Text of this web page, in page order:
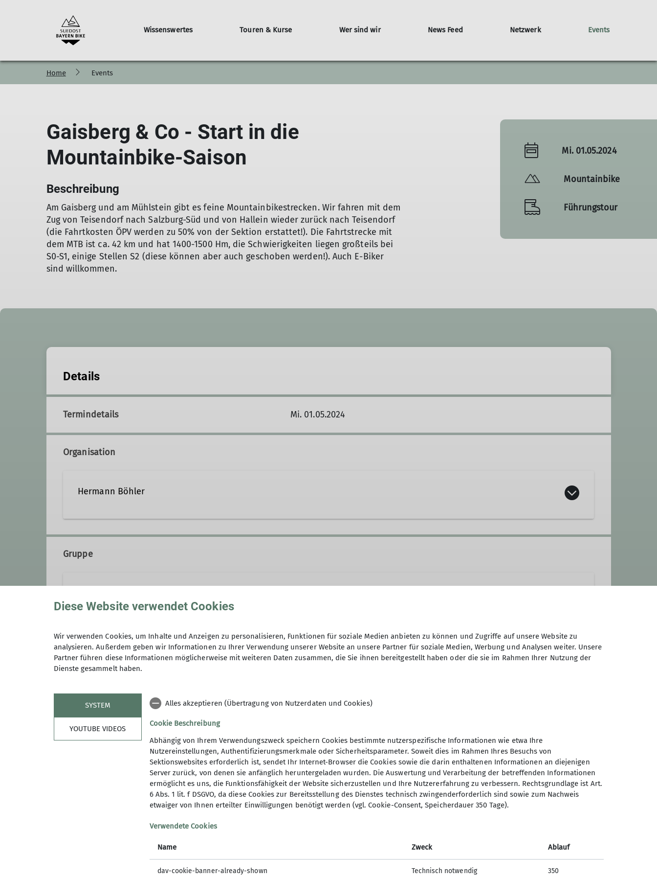
Wissenswertes
Repräsentation & Verantwortung Konflikte & Dialog
Touren & Kurse Wer sind wir
Achental Bad Reichenhall Laufen Teisendorf Traunstein Trostberg Tittmoning
News Feed Netzwerk Events
Home Events
Gaisberg & Co - Start in die
Mountainbike-Saison
Beschreibung
Am Gaisberg und am Mühlstein gibt es feine Mountainbikestrecken. Wir fahren mit dem
Zug von Teisendorf nach Salzburg-Süd und von Hallein wieder zurück nach Teisendorf
(die Fahrtkosten ÖPV werden zu 50% von der Sektion erstattet!). Die Fahrtstrecke mit
dem MTB ist ca. 42 km und hat 1400-1500 Hm, die Schwierigkeiten liegen großteils bei
S0-S1, einige Stellen S2 (diese können aber auch geschoben werden!). Auch E-Biker
sind willkommen.
Mi. 01.05.2024
Mountainbike
Führungstour
Details
Termindetails Mi. 01.05.2024
Organisation
Hermann Böhler
Gruppe
Der Radsport wird in Teisendorf groß geschrieben!
Bereits seit einigen Jahrzehnten haben wir Mountainbike-Training in unserem Programm als festen Bestandteil verankert
und fördern die Freude in allen Altersgruppen. Seit 2020 haben wir deswegen einen unserer Schwerpunkte auf die
Kinder- und Jugendförderung gelegt.
Nachfrage in dem Bereich bedient werden.
Südostbayernbike
Sektionen der Initiative
Südostbayernbike des
Deutschen Alpenvereins e.V.
Steinwenderstraße 1
Diese Website verwendet Cookies
Wir verwenden Cookies, um Inhalte und Anzeigen zu personalisieren, Funktionen für soziale Medien anbieten zu können und Zugriffe auf unsere Website zu
analysieren. Außerdem geben wir Informationen zu Ihrer Verwendung unserer Website an unsere Partner für soziale Medien, Werbung und Analysen weiter. Unsere
Partner führen diese Informationen möglicherweise mit weiteren Daten zusammen, die Sie ihnen bereitgestellt haben oder die sie im Rahmen Ihrer Nutzung der
Dienste gesammelt haben.
SYSTEM
YOUTUBE VIDEOS
Alles akzeptieren (Übertragung von Nutzerdaten und Cookies)
Cookie Beschreibung
Abhängig von Ihrem Verwendungszweck speichern Cookies bestimmte nutzerspezifische Informationen wie etwa Ihre
Nutzereinstellungen, Authentifizierungsmerkmale oder Sicherheitsparameter. Soweit dies im Rahmen Ihres Besuchs von
Sektionswebsites erforderlich ist, sendet Ihr Internet-Browser die Cookies sowie die darin enthaltenen Informationen an diejenigen
Server zurück, von denen sie anfänglich heruntergeladen wurden. Die Auswertung und Verarbeitung der betreffenden Informationen
ermöglicht es uns, die Funktionsfähigkeit der Website sicherzustellen und Ihre Nutzererfahrung zu verbessern. Rechtsgrundlage ist Art.
6 Abs. 1 lit. f DSGVO, da diese Cookies zur Bereitsstellung des Dienstes technisch zwingenderforderlich sind sowie zum Nachweis
etwaiger von Ihnen erteilter Einwilligungen benötigt werden (vgl. Cookie-Consent, Speicherdauer 350 Tage).
Verwendete Cookies
Name Zweck Ablauf
dav-cookie-banner-already-shown Technisch notwendig 350